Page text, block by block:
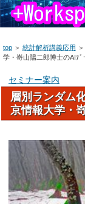
top ＞ 統計解析講義応用 ＞
学・嵜山陽二郎博士のAIﾃﾞ
セミナー案内
層別ランダム
京情報大学・